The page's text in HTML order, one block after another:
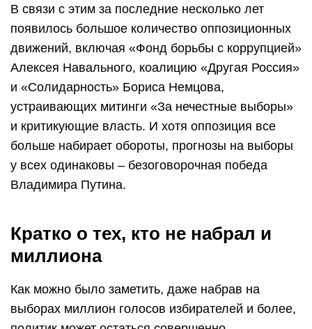
В связи с этим за последние несколько лет
появилось большое количество оппозиционных
движений, включая «Фонд борьбы с коррупцией»
Алексея Навального, коалицию «Другая Россия»
и «Солидарность» Бориса Немцова,
устраивающих митинги «За нечестные выборы»
и критикующие власть. И хотя оппозиция все
больше набирает обороты, прогнозы на выборы
у всех одинаковы – безоговорочная победа
Владимира Путина.
Кратко о тех, кто не набрал и
миллиона
Как можно было заметить, даже набрав на
выборах миллион голосов избирателей и более,